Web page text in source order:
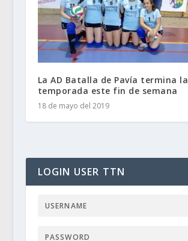
La AD Batalla de Pavía termina la
temporada este fin de semana
18 de mayo del 2019
LOGIN USER TTN